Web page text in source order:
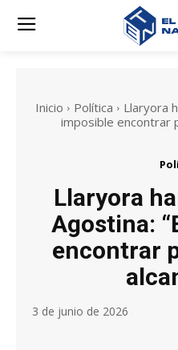
Inicio Política
Llaryora
imposible encontrar
Llaryora
Agostina:
encontrar
3 de junio de 2026